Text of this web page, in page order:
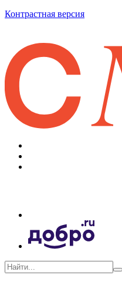
Контрастная версия